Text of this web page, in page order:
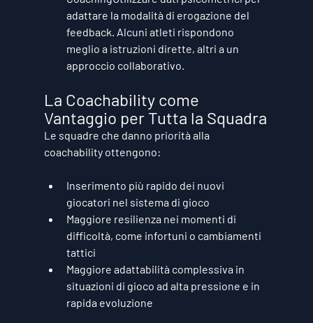
adattare la modalità di erogazione del
feedback. Alcuni atleti rispondono
meglio a istruzioni dirette, altri a un
approccio collaborativo.
La Coachability come
Vantaggio per Tutta la Squadra
Le squadre che danno priorità alla
coachability ottengono:
Inserimento più rapido dei nuovi
giocatori nel sistema di gioco
Maggiore resilienza nei momenti di
difficoltà, come infortuni o cambiamenti
tattici
Maggiore adattabilità complessiva in
situazioni di gioco ad alta pressione e in
rapida evoluzione